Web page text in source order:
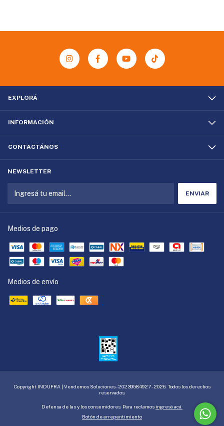
EXPLORÁ
INFORMACIÓN
CONTACTÁNOS
NEWSLETTER
Medios de pago
Medios de envío
Copyright INDUFRA | Vendemos Soluciones - 20239584927 - 2026. Todos los derechos
reservados.
Defensa de las y los consumidores. Para reclamos ingresá acá.
Botón de arrepentimiento